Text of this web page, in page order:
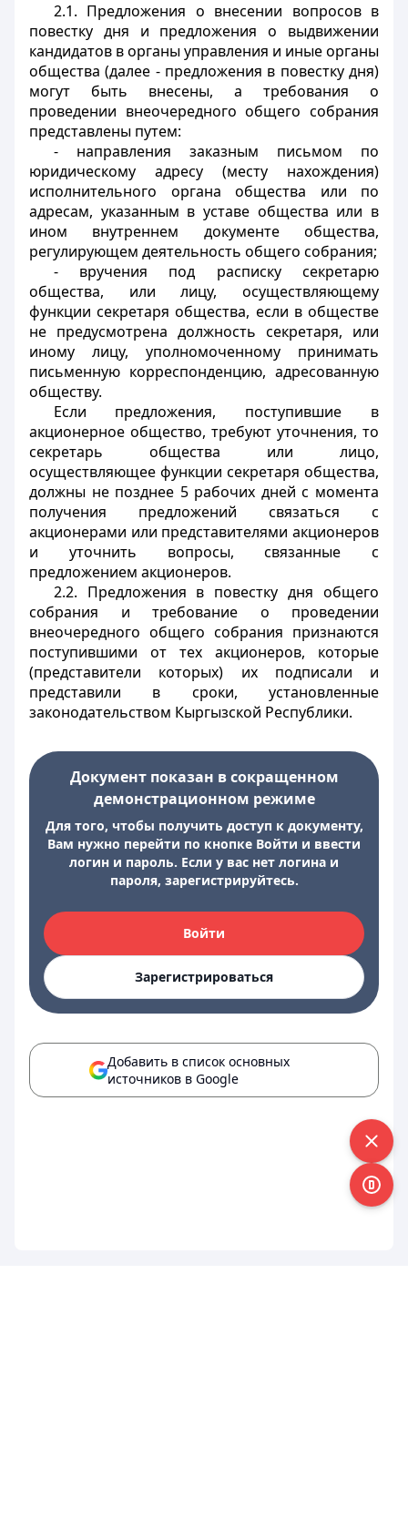
2.1. Предложения о внесении вопросов в
повестку дня и предложения о выдвижении
кандидатов в органы управления и иные органы
общества (далее - предложения в повестку дня)
могут быть внесены, а требования о
проведении внеочередного общего собрания
представлены путем:
- направления заказным письмом по
юридическому адресу (месту нахождения)
исполнительного органа общества или по
адресам, указанным в уставе общества или в
ином внутреннем документе общества,
регулирующем деятельность общего собрания;
- вручения под расписку секретарю
общества, или лицу, осуществляющему
функции секретаря общества, если в обществе
не предусмотрена должность секретаря, или
иному лицу, уполномоченному принимать
письменную корреспонденцию, адресованную
обществу.
Если предложения, поступившие в
акционерное общество, требуют уточнения, то
секретарь общества или лицо,
осуществляющее функции секретаря общества,
должны не позднее 5 рабочих дней с момента
получения предложений связаться с
акционерами или представителями акционеров
и уточнить вопросы, связанные с
предложением акционеров.
2.2. Предложения в повестку дня общего
собрания и требование о проведении
внеочередного общего собрания признаются
поступившими от тех акционеров, которые
(представители которых) их подписали и
представили в сроки, установленные
законодательством Кыргызской Республики.
Документ показан в сокращенном
демонстрационном режиме
Для того, чтобы получить доступ к документу,
Вам нужно перейти по кнопке Войти и ввести
логин и пароль. Если у вас нет логина и
пароля, зарегистрируйтесь.
Войти
Зарегистрироваться
Добавить в список основных
источников в Google